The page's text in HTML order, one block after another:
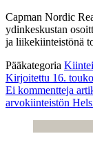
Capman Nordic
ydinkeskustan
ja liikekiinteistönä
Pääkategoria
Kirjoitettu 16.
Ei kommentteja
arvokiinteistön